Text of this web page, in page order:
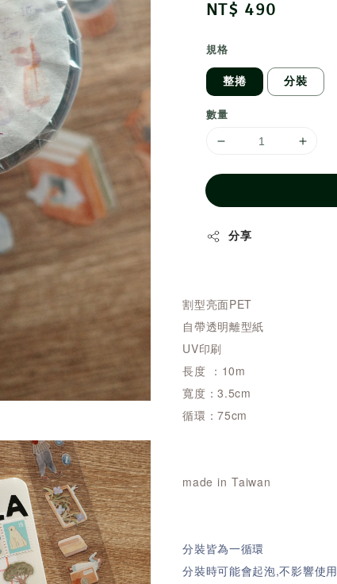
Regular
NT$ 490
規格
整捲 分裝
數量
分享
割型亮面PET
自帶透明離型紙
UV印刷
長度 ：10m
寬度：3.5cm
循環：75cm
made in Taiwan
分裝皆為一循環
分裝時可能會起泡,不影響使用